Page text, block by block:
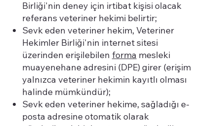
Birliği'nin deney için irtibat kişisi olacak
referans veteriner hekimi belirtir;
Sevk eden veteriner hekim, Veteriner
Hekimler Birliği'nin internet sitesi
üzerinden erişilebilen forma mesleki
muayenehane adresini (DPE) girer (erişim
yalnızca veteriner hekimin kayıtlı olması
halinde mümkündür);
Sevk eden veteriner hekime, sağladığı e-
posta adresine otomatik olarak